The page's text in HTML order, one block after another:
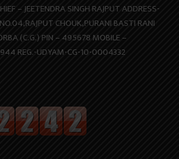
– JEETENDRA SINGH RAJPUT ADDRESS-
CHOUK,PURANI BASTI RANI
(C.G.) PIN – 495678 MOBILE –
REG.-UDYAM-CG-10-0004332